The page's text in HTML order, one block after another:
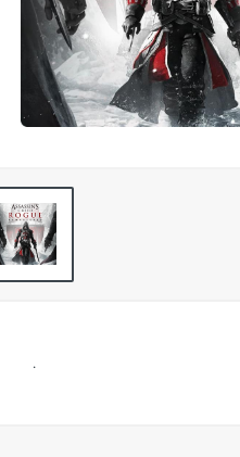
PC
Gamer
PC
DIGITALES PS4/PS5
.